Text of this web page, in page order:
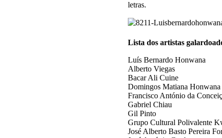
letras.
Lista dos artistas
Luís Bernardo Honwana
Alberto Viegas
Bacar Ali Cuine
Domingos Matiana Honwana
Francisco António da
Gabriel Chiau
Gil Pinto
Grupo Cultural Polivalente
José Alberto Basto Pereira